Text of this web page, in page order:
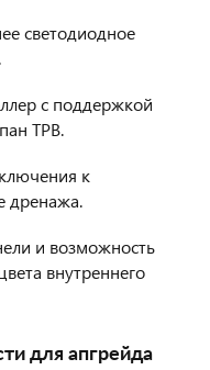
светодиодное
с поддержкой
ТРВ.
к
дренажа.
и возможность
внутреннего
для апгрейда